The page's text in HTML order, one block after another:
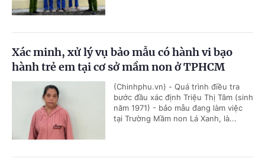
Xác minh, xử lý vụ bảo mẫu có hành vi bạo
hành trẻ em tại cơ sở mầm non ở TPHCM
(Chinhphu.vn) - Quá trình điều tra
bước đầu xác định Triệu Thị Tâm (sinh
năm 1971) - bảo mẫu đang làm việc
tại Trường Mầm non Lá Xanh, là...